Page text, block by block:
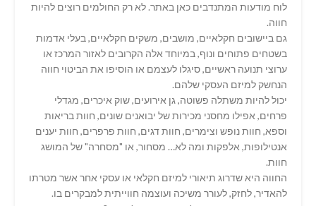
לוח מודעות המתנדבים כאן באתר. לא רק החולמים רוצים להיות
חווה.
גם ביישובים חקלאיים, מושבים, משקים חקלאיים, בעלי אדמות
בשטחים פתוחים ונוף, במיוחד אלה הקרובים לאזור המרכז או
ערוצי תנועה ראשיים, סיגלו לעצמם או הוסיפו את הביטוי חווה
הנחשק למיזם העסקי שלהם.
יכול להיות משתלה פשוטה, גן אירועים, שוק איכרים, מגדלי
פרחים, אפילו מחסני מכירות של יבואנים שונים, חוות בריאות
וספא, חוות נופש וצימרים, חוות דגים, חוות פרפרים, חוות יענים
אנטילופות, אלפקות ומה לא… מסחור, או "מסחרה" של המושג
חוות.
החווה היא שדרוג תיאורי למיזם חקלאי או עסקי אחר אשר מטרתו
להאדיר, לחזק, לעורר משיכה ועוצמה חווייתית למבקרים בו.